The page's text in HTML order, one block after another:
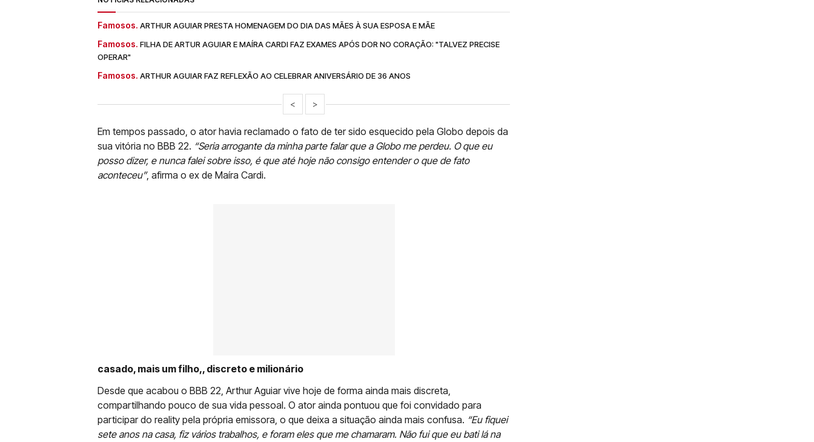
Famosos. ARTHUR AGUIAR PRESTA HOMENAGEM DO DIA DAS MÃES À SUA ESPOSA E MÃE
Famosos. FILHA DE ARTUR AGUIAR E MAÍRA CARDI FAZ EXAMES APÓS DOR NO CORAÇÃO: "TALVEZ PRECISE
OPERAR"
Famosos. ARTHUR AGUIAR FAZ REFLEXÃO AO CELEBRAR ANIVERSÁRIO DE 36 ANOS
< >
Em tempos passado, o ator havia reclamado o fato de ter sido esquecido pela Globo depois da
sua vitória no BBB 22. “Seria arrogante da minha parte falar que a Globo me perdeu. O que eu
posso dizer, e nunca falei sobre isso, é que até hoje não consigo entender o que de fato
aconteceu”, afirma o ex de Maíra Cardi.
casado, mais um filho,, discreto e milionário
Desde que acabou o BBB 22, Arthur Aguiar vive hoje de forma ainda mais discreta,
compartilhando pouco de sua vida pessoal. O ator ainda pontuou que foi convidado para
participar do reality pela própria emissora, o que deixa a situação ainda mais confusa. “Eu fiquei
sete anos na casa, fiz vários trabalhos, e foram eles que me chamaram. Não fui que eu bati lá na